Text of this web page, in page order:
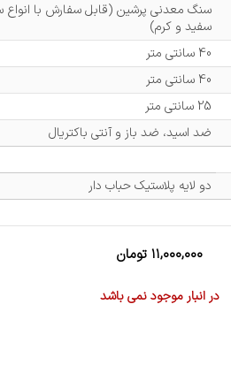
سنگ معدنی پرشین (قابل سفارش با
سفید و کرم)
40 سانتی متر
40 سانتی متر
25 سانتی متر
ضد اسید، ضد باز و آنتی باکتریال
دو لایه پلاستیک حباب دار
۱۱,۰۰۰,۰۰۰ تومان
در انبار موجود نمی باشد